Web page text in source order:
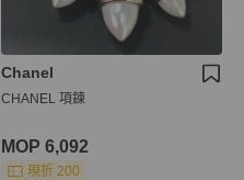
Chanel
CHANEL 項鍊
MOP 6,092
現折 200